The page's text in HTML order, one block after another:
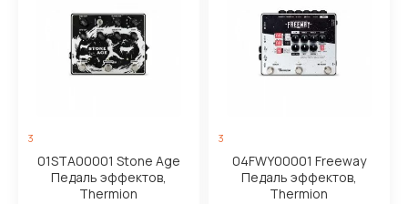
3
01STA00001 Stone Age
Педаль эффектов,
Thermion
3
04FWY00001 Freeway
Педаль эффектов,
Thermion